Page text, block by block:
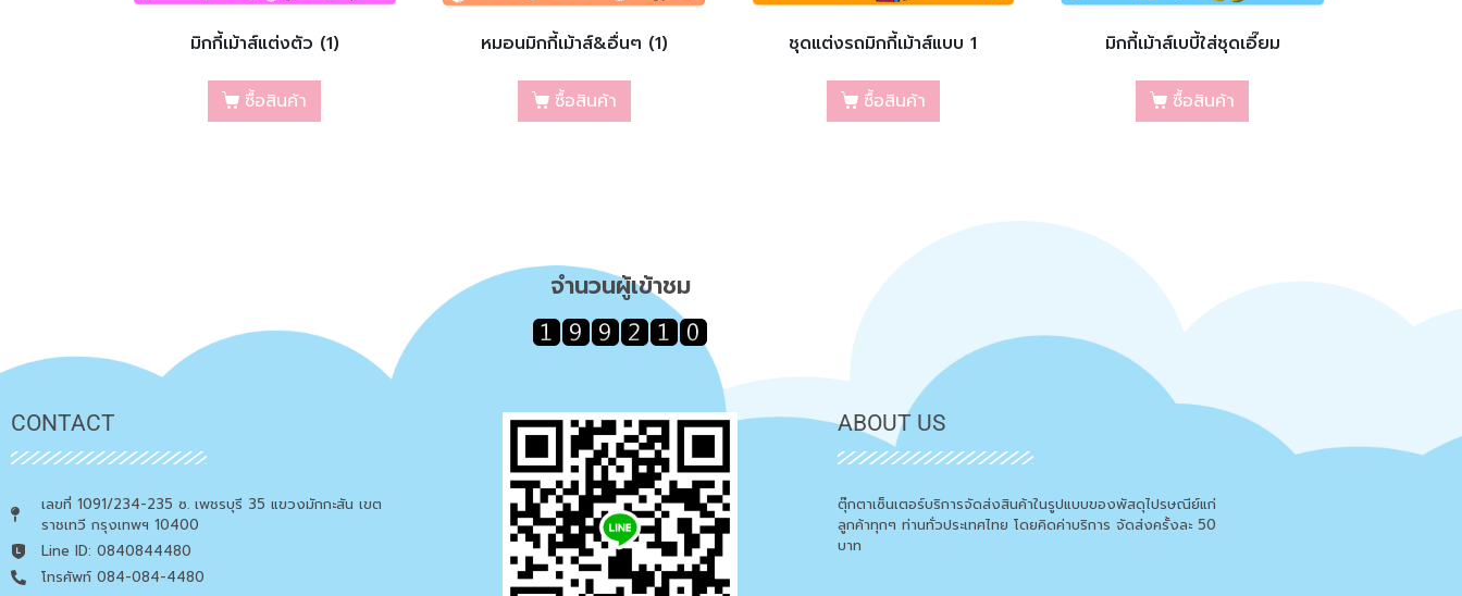
มิกกี้เม้าส์แต่งตัว (1)
ซื้อสินค้า
หมอนมิกกี้เม้าส์&อื่นๆ (1)
ซื้อสินค้า
ชุดแต่งรถมิกกี้เม้าส์แบบ 1
ซื้อสินค้า
มิกกี้เม้าส์เบบี้ใส่ชุดเอี๊ยม
ซื้อสินค้า
จำนวนผู้เข้าชม
CONTACT
เลขที่ 1091/234-235 ซ. เพชรบุรี 35 แขวงมักกะสัน เขต
ราชเทวี กรุงเทพฯ 10400
Line ID: 0840844480
โทรศัพท์ 084-084-4480
ABOUT US
ตุ๊กตาเซ็นเตอร์บริการจัดส่งสินค้าในรูปแบบของพัสดุไปรษณีย์แก่
ลูกค้าทุกๆ ท่านทั่วประเทศไทย โดยคิดค่าบริการ จัดส่งครั้งละ 50
บาท